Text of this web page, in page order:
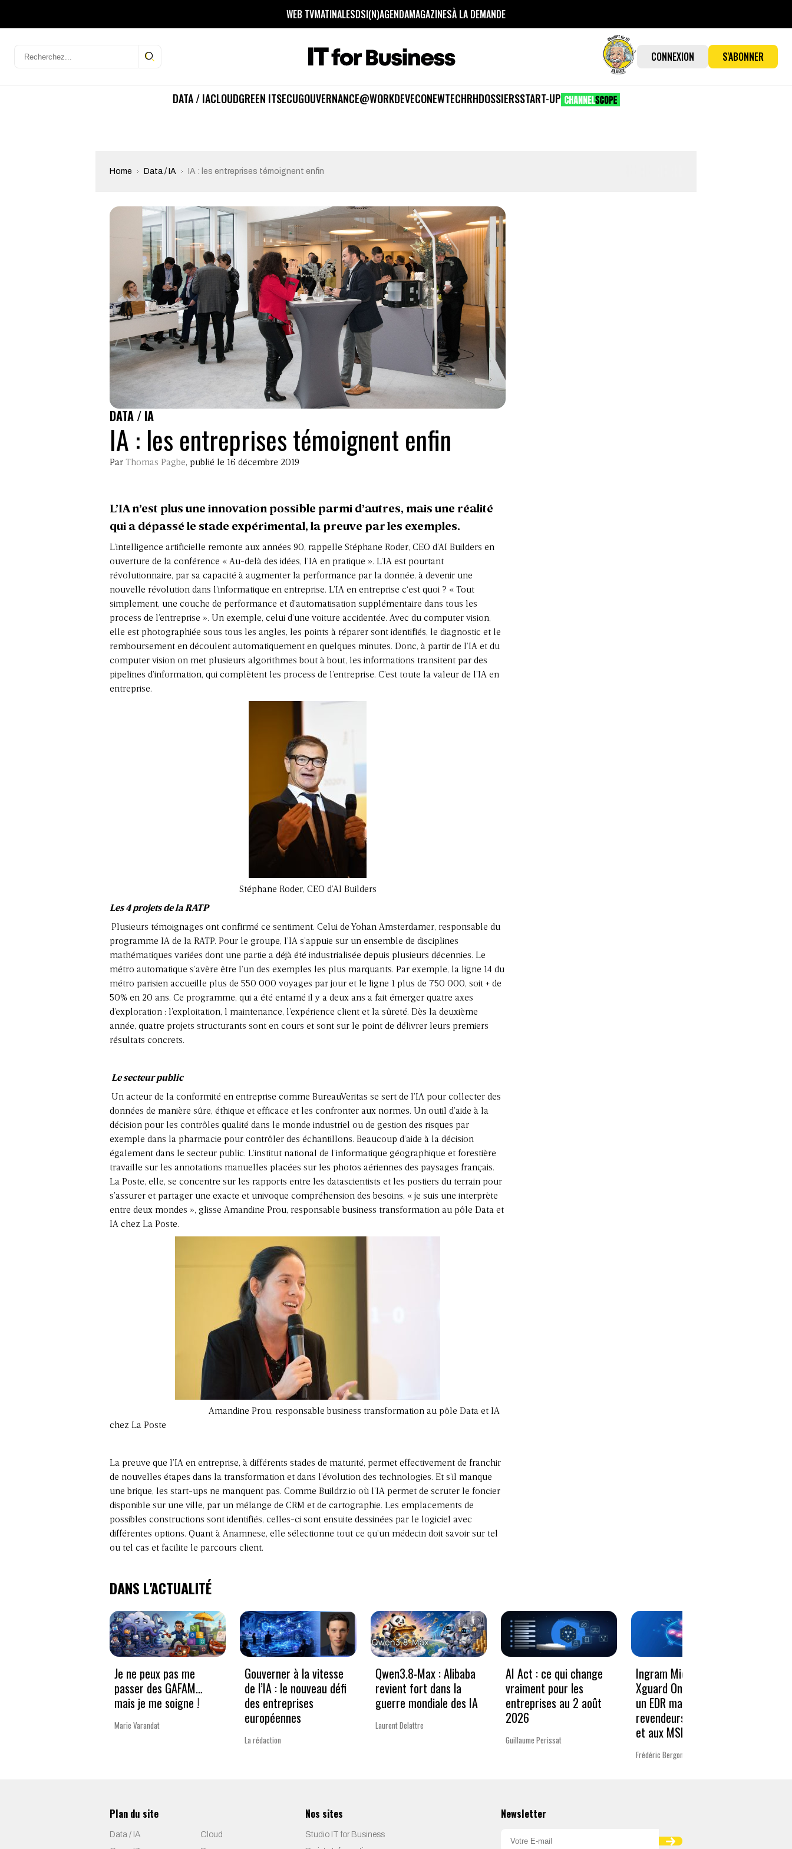
WEB TVMATINALESDSI(N)AGENDAMAGAZINESÀ LA DEMANDE
CONNEXION S'ABONNER
DATA / IACLOUDGREEN ITSECUGOUVERNANCE@WORKDEVECONEWTECHRHDOSSIERSSTART-UP
Home Data / IA IA : les entreprises témoignent enfin
DATA / IA
IA : les entreprises témoignent enfin
Par Thomas Pagbe, publié le 16 décembre 2019
L’IA n’est plus une innovation possible parmi d’autres, mais une réalité
qui a dépassé le stade expérimental, la preuve par les exemples.
L’intelligence artificielle remonte aux années 90, rappelle Stéphane Roder, CEO d’AI Builders en
ouverture de la conférence « Au-delà des idées, l’IA en pratique ». L’IA est pourtant
révolutionnaire, par sa capacité à augmenter la performance par la donnée, à devenir une
nouvelle révolution dans l’informatique en entreprise. L’IA en entreprise c‘est quoi ? « Tout
simplement, une couche de performance et d’automatisation supplémentaire dans tous les
process de l’entreprise ». Un exemple, celui d’une voiture accidentée. Avec du computer vision,
elle est photographiée sous tous les angles, les points à réparer sont identifiés, le diagnostic et le
remboursement en découlent automatiquement en quelques minutes. Donc, à partir de l’IA et du
computer vision on met plusieurs algorithmes bout à bout, les informations transitent par des
pipelines d’information, qui complètent les process de l’entreprise. C’est toute la valeur de l’IA en
entreprise.
Stéphane Roder, CEO d’AI Builders
Les 4 projets de la RATP
Plusieurs témoignages ont confirmé ce sentiment. Celui de Yohan Amsterdamer, responsable du
programme IA de la RATP. Pour le groupe, l’IA s’appuie sur un ensemble de disciplines
mathématiques variées dont une partie a déjà été industrialisée depuis plusieurs décennies. Le
métro automatique s’avère être l’un des exemples les plus marquants. Par exemple, la ligne 14 du
métro parisien accueille plus de 550 000 voyages par jour et le ligne 1 plus de 750 000, soit + de
50% en 20 ans. Ce programme, qui a été entamé il y a deux ans a fait émerger quatre axes
d’exploration : l’exploitation, l maintenance, l’expérience client et la sûreté. Dès la deuxième
année, quatre projets structurants sont en cours et sont sur le point de délivrer leurs premiers
résultats concrets.
Le secteur public
Un acteur de la conformité en entreprise comme BureauVeritas se sert de l’IA pour collecter des
données de manière sûre, éthique et efficace et les confronter aux normes. Un outil d’aide à la
décision pour les contrôles qualité dans le monde industriel ou de gestion des risques par
exemple dans la pharmacie pour contrôler des échantillons. Beaucoup d’aide à la décision
également dans le secteur public. L’institut national de l’informatique géographique et forestière
travaille sur les annotations manuelles placées sur les photos aériennes des paysages français.
La Poste, elle, se concentre sur les rapports entre les datascientists et les postiers du terrain pour
s’assurer et partager une exacte et univoque compréhension des besoins, « je suis une interprète
entre deux mondes », glisse Amandine Prou, responsable business transformation au pôle Data et
IA chez La Poste.
Amandine Prou, responsable business transformation au pôle Data et IA
chez La Poste
La preuve que l’IA en entreprise, à différents stades de maturité, permet effectivement de franchir
de nouvelles étapes dans la transformation et dans l’évolution des technologies. Et s’il manque
une brique, les start-ups ne manquent pas. Comme Buildrz.io où l’IA permet de scruter le foncier
disponible sur une ville, par un mélange de CRM et de cartographie. Les emplacements de
possibles constructions sont identifiés, celles-ci sont ensuite dessinées par le logiciel avec
différentes options. Quant à Anamnese, elle sélectionne tout ce qu’un médecin doit savoir sur tel
ou tel cas et facilite le parcours client.
DANS L'ACTUALITÉ
Je ne peux pas me
passer des GAFAM…
mais je me soigne !
Marie Varandat
Gouverner à la vitesse
de l’IA : le nouveau défi
des entreprises
européennes
La rédaction
Qwen3.8-Max : Alibaba
revient fort dans la
guerre mondiale des IA
Laurent Delattre
AI Act : ce qui change
vraiment pour les
entreprises au 2 août
2026
Guillaume Perissat
Ingram Micro et
Xguard One proposent
un EDR managé aux
revendeurs Microsoft
et aux MSP
Frédéric Bergonzoli
Plan du site
Data / IA
Cloud
Nos sites
Studio IT for Business
Newsletter